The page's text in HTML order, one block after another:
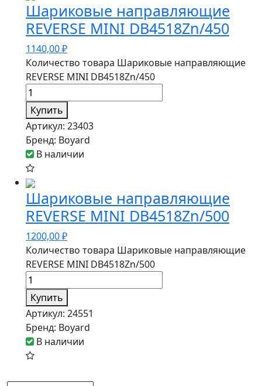
Шариковые направляющие
REVERSE MINI DB4518Zn/450
1140,00₽
Количество товара Шариковые направляющие
REVERSE MINI DB4518Zn/450
Купить
Артикул: 23403
Бренд: Boyard
В наличии
Шариковые направляющие
REVERSE MINI DB4518Zn/500
1200,00₽
Количество товара Шариковые направляющие
REVERSE MINI DB4518Zn/500
Купить
Артикул: 24551
Бренд: Boyard
В наличии